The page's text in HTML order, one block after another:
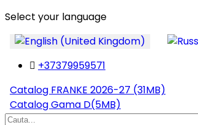
Select your language
+37379959571
Catalog FRANKE 2026-27 (31MB)
Catalog Gama D(5MB)